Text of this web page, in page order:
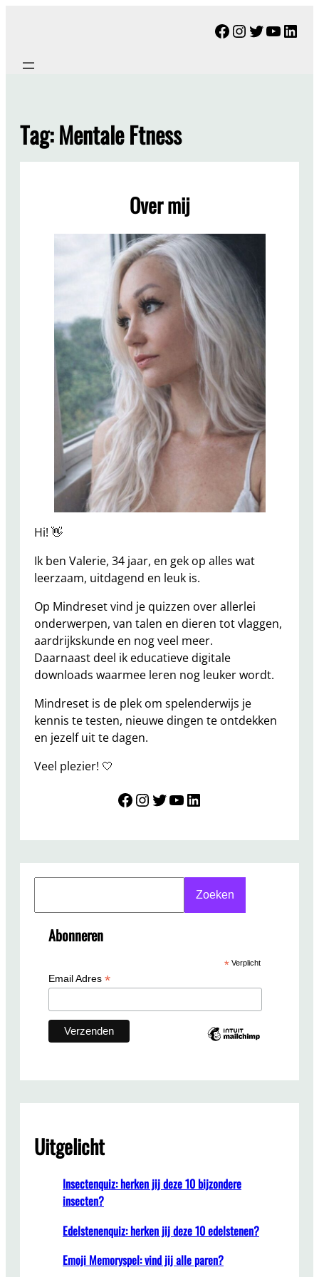
inhoud
Facebook
Instagram
Twitter
Tag:Mentale Ftness
Over mij
Hi! 👋
Ik ben Valerie, 34 jaar, en gek op alles wat
leerzaam, uitdagend en leuk is.
Op Mindreset vind je quizzen over allerlei
onderwerpen, van talen en dieren tot vlaggen,
aardrijkskunde en nog veel meer.
Daarnaast deel ik educatieve digitale
downloads waarmee leren nog leuker wordt.
Mindreset is de plek om spelenderwijs je
kennis te testen, nieuwe dingen te ontdekken
en jezelf uit te dagen.
Veel plezier! 🤍
Mindreset InstagramTwitter YouTube LinkedIn
Zoeken
Abonneren
*Verplicht
Email Adres *
Uitgelicht
Insectenquiz: herken jij deze 10 bijzondere
insecten?
Edelstenenquiz: herken jij deze 10 edelstenen?
Emoji Memoryspel: vind jij alle paren?